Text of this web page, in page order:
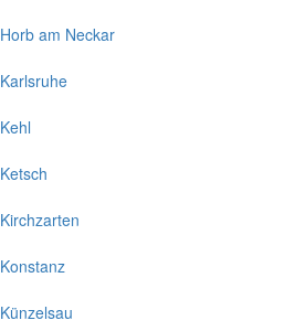
Horb am Neckar
Karlsruhe
Kehl
Ketsch
Kirchzarten
Konstanz
Künzelsau